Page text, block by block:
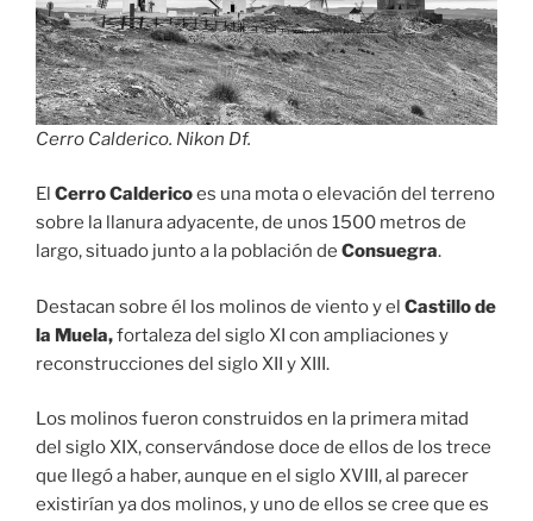
Cerro Calderico. Nikon Df.
El Cerro Caldericoes una mota o elevación del terreno
sobre la llanura adyacente, de unos 1500 metros de
largo, situado junto a la población de Consuegra.
Destacan sobre él los molinos de viento y el Castillo de
la Muela,fortaleza del siglo XI con ampliaciones y
reconstrucciones del siglo XII y XIII.
Los molinos fueron construidos en la primera mitad
del siglo XIX, conservándose doce de ellos de los trece
que llegó a haber, aunque en el siglo XVIII, al parecer
existirían ya dos molinos, y uno de ellos se cree que es